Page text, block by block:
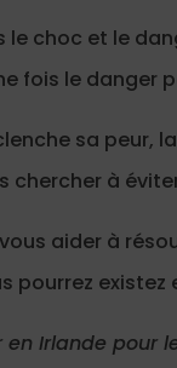
le choc et le
fois le danger
sa peur,
chercher à
vous aider à
pourrez existez
Irlande pour